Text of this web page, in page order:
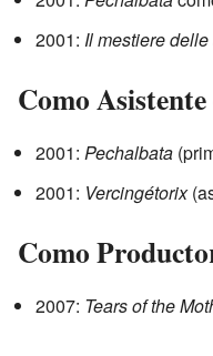
2001: Il mestiere
Como
2001: Pechalbata
2001: Vercingétorix
Como
2007: Tears of the